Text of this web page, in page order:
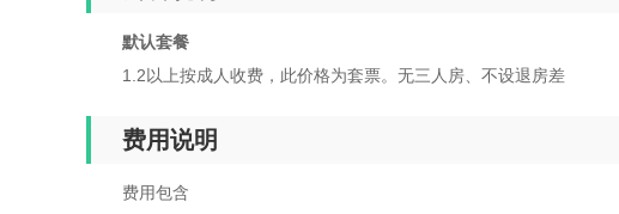
默认套餐
1.2以上按成人收费，此价格为套票。无三人房、不设退房差
费用说明
费用包含